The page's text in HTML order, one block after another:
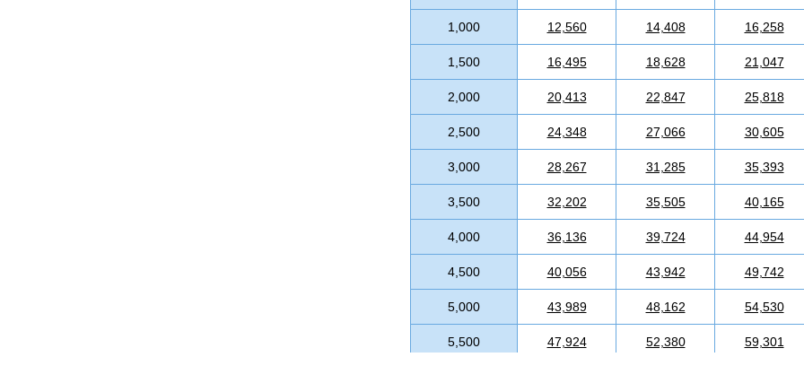
1,000 12,560 14,408 16,258
1,500 16,495 18,628 21,047
2,000 20,413 22,847 25,818
2,500 24,348 27,066 30,605
3,000 28,267 31,285 35,393
3,500 32,202 35,505 40,165
4,000 36,136 39,724 44,954
4,500 40,056 43,942 49,742
5,000 43,989 48,162 54,530
5,500 47,924 52,380 59,301